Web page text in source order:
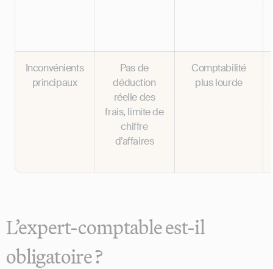
Inconvénients
principaux
Pas de
déduction
réelle des
frais, limite de
chiffre
d’affaires
Comptabilité
plus lourde
L’expert-comptable est-il
obligatoire ?